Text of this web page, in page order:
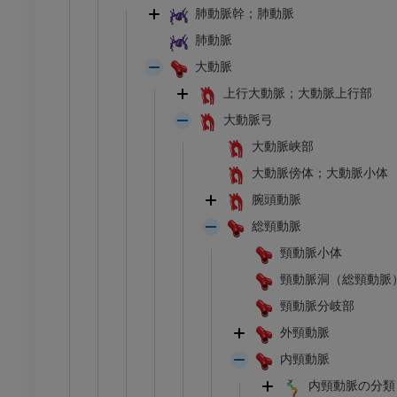
肺動脈幹；肺動脈
肺動脈
大動脈
上行大動脈；大動脈上行部
大動脈弓
大動脈峡部
大動脈傍体；大動脈小体
腕頭動脈
総頸動脈
頸動脈小体
頸動脈洞（総頸動脈）
頸動脈分岐部
外頸動脈
内頸動脈
内頸動脈の分類
足根MRI
MRI
プレミアム
前足MRI
MRI
プレミアム
下肢MRI
プレミアム
下肢X線
X線画像